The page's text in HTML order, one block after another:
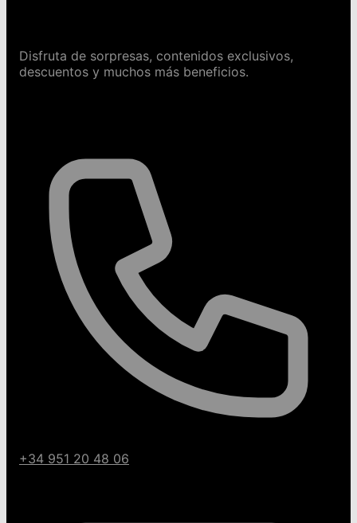
Disfruta de sorpresas, contenidos exclusivos,
descuentos y muchos más beneficios.
+34 951 20 48 06